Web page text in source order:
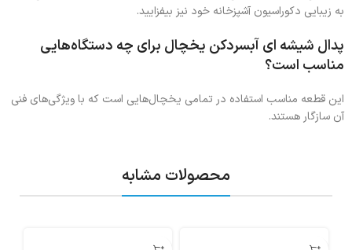
به زیبایی دکوراسیون آشپزخانه خود نیز بیفزایید.
پدال شیشه ای آبسردکن یخچال برای چه دستگاه‌هایی
مناسب است؟
این قطعه مناسب استفاده در تمامی یخچال‌هایی است که با ویژگی‌های فنی
آن سازگار هستند.
محصولات مشابه